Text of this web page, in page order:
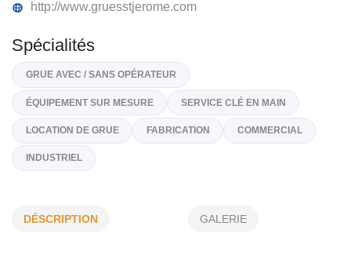
(514) 794-4667 / (450) 560-9494
Sur Demande
info@gruesstjerome.com
http://www.gruesstjerome.com
GRUE AVEC / SANS OPÉRATEUR
DÉSCRIPTION GALERIE